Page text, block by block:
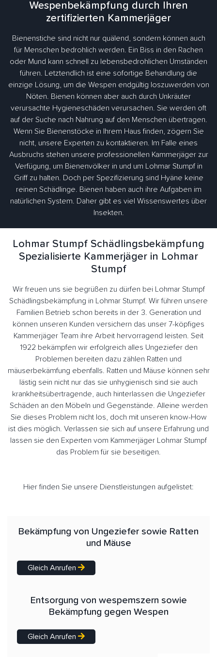
Wespenbekämpfung durch Ihren
zertifizierten Kammerjäger
Bienenstiche sind nicht nur quälend, sondern können auch
für Menschen bedrohlich werden. Ein Biss in den Rachen
oder Mund kann schnell zu lebensbedrohlichen Umständen
führen. Letztendlich ist eine sofortige Behandlung die
einzige Lösung, um die Wespen endgültig loszuwerden von
Nöten. Bienen können aber auch durch Unkräuter
verursachte Hygieneschäden verursachen. Sie werden oft
auf der Suche nach Nahrung auf den Menschen übertragen.
Wenn Sie Bienenstöcke in Ihrem Haus finden, zögern Sie
nicht, unsere Experten zu kontaktieren. Im Falle eines
Ausbruchs stehen unsere professionellen Kammerjäger zur
Verfügung, um Bienenvölker in und um Lohmar Stumpf in
Griff zu halten. Doch per Spezifizierung sind Hyäne keine
reinen Schädlinge. Bienen haben auch ihre Aufgaben im
natürlichen System. Daher gibt es viel Wissenswertes über
Insekten.
Lohmar Stumpf Schädlingsbekämpfung
Spezialisierte Kammerjäger in Lohmar
Stumpf
Wir freuen uns sie begrüßen zu dürfen bei Lohmar Stumpf
Schädlingsbekämpfung in Lohmar Stumpf. Wir führen unsere
Familien Betrieb schon bereits in der 3. Generation und
können unseren Kunden versichern das unser 7-köpfiges
Kammerjäger Team ihre Arbeit hervorragend leisten. Seit
1922 bekämpfen wir erfolgreich alles Ungeziefer den
Problemen bereiten dazu zählen Ratten und
mäuserbekämfung ebenfalls. Ratten und Mäuse können sehr
lästig sein nicht nur das sie unhygienisch sind sie auch
krankheitsübertragende, auch hinterlassen die Ungeziefer
Schäden an den Möbeln und Gegenstände. Alleine werden
Sie dieses Problem nicht los, doch mit unseren know-How
ist dies möglich. Verlassen sie sich auf unsere Erfahrung und
lassen sie den Experten vom Kammerjäger Lohmar Stumpf
das Problem für sie beseitigen.
Hier finden Sie unsere Dienstleistungen aufgelistet:
Bekämpfung von Ungeziefer sowie Ratten
und Mäuse
Gleich Anrufen
Entsorgung von wespemszern sowie
Bekämpfung gegen Wespen
Gleich Anrufen